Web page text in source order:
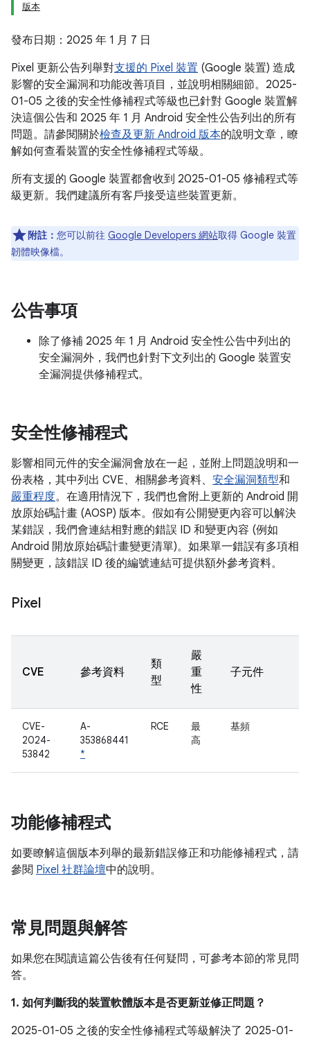
版本
發布日期：2025 年 1 月 7 日
Pixel 更新公告列舉對支援的 Pixel 裝置 (Google 裝置) 造成
影響的安全漏洞和功能改善項目，並說明相關細節。2025-
01-05 之後的安全性修補程式等級也已針對 Google 裝置解
決這個公告和 2025 年 1 月 Android 安全性公告列出的所有
問題。請參閱關於檢查及更新 Android 版本的說明文章，瞭
解如何查看裝置的安全性修補程式等級。
所有支援的 Google 裝置都會收到 2025-01-05 修補程式等
級更新。我們建議所有客戶接受這些裝置更新。
附註： 您可以前往 Google Developers 網站取得 Google 裝置
韌體映像檔。
公告事項
除了修補 2025 年 1 月 Android 安全性公告中列出的
安全漏洞外，我們也針對下文列出的 Google 裝置安
全漏洞提供修補程式。
安全性修補程式
影響相同元件的安全漏洞會放在一起，並附上問題說明和一
份表格，其中列出 CVE、相關參考資料、 安全漏洞類型和
嚴重程度。在適用情況下，我們也會附上更新的 Android 開
放原始碼計畫 (AOSP) 版本。假如有公開變更內容可以解決
某錯誤，我們會連結相對應的錯誤 ID 和變更內容 (例如
Android 開放原始碼計畫變更清單)。如果單一錯誤有多項相
關變更，該錯誤 ID 後的編號連結可提供額外參考資料。
Pixel
CVE 參考資料
類
型
嚴
重
性
子元件
CVE-
2024-
53842
A-
353868441
*
RCE
最
高
基頻
功能修補程式
如要瞭解這個版本列舉的最新錯誤修正和功能修補程式，請
參閱 Pixel 社群論壇中的說明。
常見問題與解答
如果您在閱讀這篇公告後有任何疑問，可參考本節的常見問
答。
1. 如何判斷我的裝置軟體版本是否更新並修正問題？
2025-01-05 之後的安全性修補程式等級解決了 2025-01-